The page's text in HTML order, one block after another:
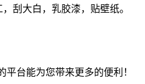
刮大白，乳胶漆，贴壁纸。
台能为您带来更多的便利！